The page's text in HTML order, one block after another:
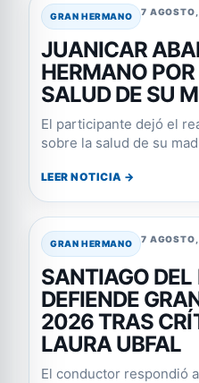
GRAN HERMANO 7
JUANICAR
HERMANO
SALUD DE SU
El participante dejó el
sobre la salud de su
LEER NOTICIA →
GRAN HERMANO 7
SANTIAGO DEL
DEFIENDE
2026 TRAS
LAURA UBFAL
El conductor respondió